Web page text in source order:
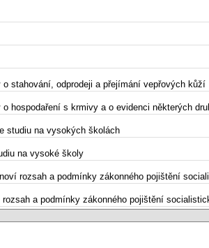
stahování, odprodeji a přejímání vepřových kůží
s krmivy a o evidenci některých
studiu na vysokých školách
na vysoké školy
rozsah a podmínky zákonného pojištění
a podmínky zákonného pojištění